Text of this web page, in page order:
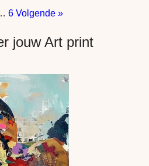
6 Volgende »
jouw Art print